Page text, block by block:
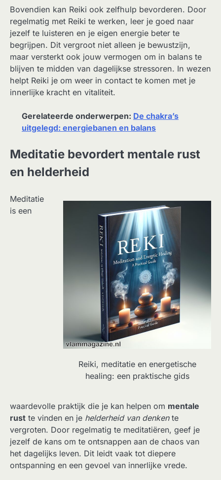
Bovendien kan Reiki ook zelfhulp bevorderen. Door
regelmatig met Reiki te werken, leer je goed naar
jezelf te luisteren en je eigen energie beter te
begrijpen. Dit vergroot niet alleen je bewustzijn,
maar versterkt ook jouw vermogen om in balans te
blijven te midden van dagelijkse stressoren. In wezen
helpt Reiki je om weer in contact te komen met je
innerlijke kracht en vitaliteit.
Gerelateerde onderwerpen: De chakra’s
uitgelegd: energiebanen en balans
Meditatie bevordert mentale rust
en helderheid
Reiki, meditatie en energetische
healing: een praktische gids
Meditatie
is een
waardevolle praktijk die je kan helpen om mentale
rust te vinden en je helderheid van denkente
vergroten. Door regelmatig te meditatiëren, geef je
jezelf de kans om te ontsnappen aan de chaos van
het dagelijks leven. Dit leidt vaak tot diepere
ontspanning en een gevoel van innerlijke vrede.